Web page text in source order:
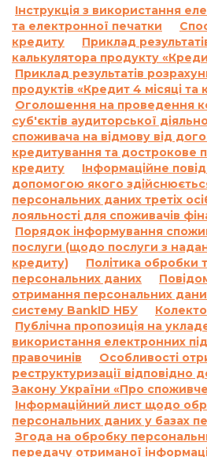
невиконання ним обов’язків
про споживчий
прострочення виконання
платежів, а також розмір
ставки, інших платежів, які
стягуються у разі
договором про
1.1.Відповідальність
виконання та/або
За договором про
продукту «Кредит
Згідно з п. 7.5. Договору
«У разі
Позичальником грошового
сплати процентів за
або Комісії та/або суми
Договором терміни, на
частини 2 статті 625
Кредитодавець має
Позичальник
Кредитодавцю суму
урахуванням 3700 (три
річних від простроченої
Проценти річних,
Інструкція з використання
та електронної печатки
кредиту
Приклад
калькулятора продукту
Приклад результатів
продуктів «Кредит 4 місяці та
Оголошення на проведення
суб'єктів аудиторської
споживача на відмову від
кредитування та дострокове
кредиту
Інформаційне
допомогою якого
персональних даних третіх
лояльності для споживачів
Порядок інформування
послуги (щодо послуги з
кредиту)
Політика обробки
персональних даних
отримання персональних
систему BankID НБУ
Публічна пропозиція на
використання електронних
правочинів
Особливості
реструктуризації відповідно
Закону України «Про
Інформаційний лист щодо
персональних даних у базах
Згода на обробку
передачу отриманої